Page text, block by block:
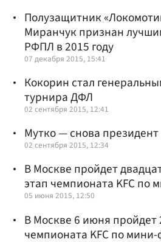
Полузащитник
Миранчук признан
РФПЛ в 2015 году
07 декабря 2015, 15:41
Кокорин стал
турнира ДФЛ
02 сентября 2015, 12:41
Мутко — снова президент
02 сентября 2015, 12:34
В Москве пройдет
этап чемпионата KFC по
05 июня 2015, 12:50
В Москве 6 июня пройдет
чемпионата KFC по